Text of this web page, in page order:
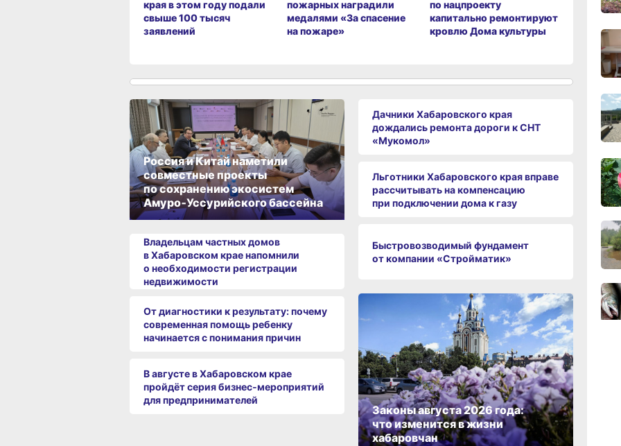
края в этом году подали
свыше 100 тысяч
заявлений
пожарных наградили
медалями «За спасение
на пожаре»
по нацпроекту
капитально ремонтируют
кровлю Дома культуры
на
слоганы
и
Россия и Китай наметили
совместные проекты
по сохранению экосистем
Амуро‑Уссурийского бассейна
Владельцам частных домов
в Хабаровском крае напомнили
о необходимости регистрации
недвижимости
От диагностики к результату: почему
современная помощь ребенку
начинается с понимания причин
В августе в Хабаровском крае
пройдёт серия бизнес‑мероприятий
для предпринимателей
Дачники Хабаровского края
дождались ремонта дороги к СНТ
«Мукомол»
Льготники Хабаровского края вправе
рассчитывать на компенсацию
при подключении дома к газу
Быстровозводимый фундамент
от компании «Стройматик»
Законы августа 2026 года:
что изменится в жизни
хабаровчан
11:43,
вчера
10:10,